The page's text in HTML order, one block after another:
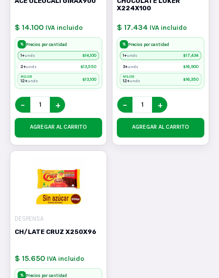
$ 14.100 IVA incluido
% Precios por cantidad
1+unds $14,100
2+unds $13,550
MEJOR
12+unds $13,100
− +
AGREGAR AL CARRITO
X224X100
$ 17.434 IVA incluido
% Precios por cantidad
1+unds $17,434
3+unds $16,900
MEJOR
12+unds $16,350
− +
AGREGAR AL CARRITO
DESPENSA
CH/LATE CRUZ X250X96
$ 15.650 IVA incluido
% Precios por cantidad